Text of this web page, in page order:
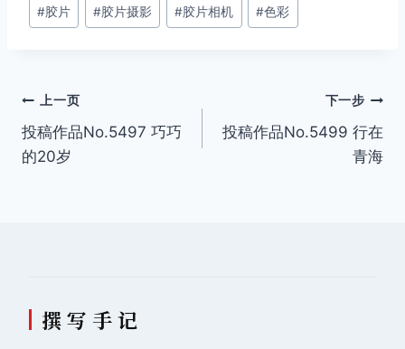
标
#胶片 #胶片摄影 #胶片相机 #色彩
文
章
上一页
投稿作品No.5497 巧巧
的20岁
下一步
投稿作品No.5499 行在
青海
撰 写 手 记